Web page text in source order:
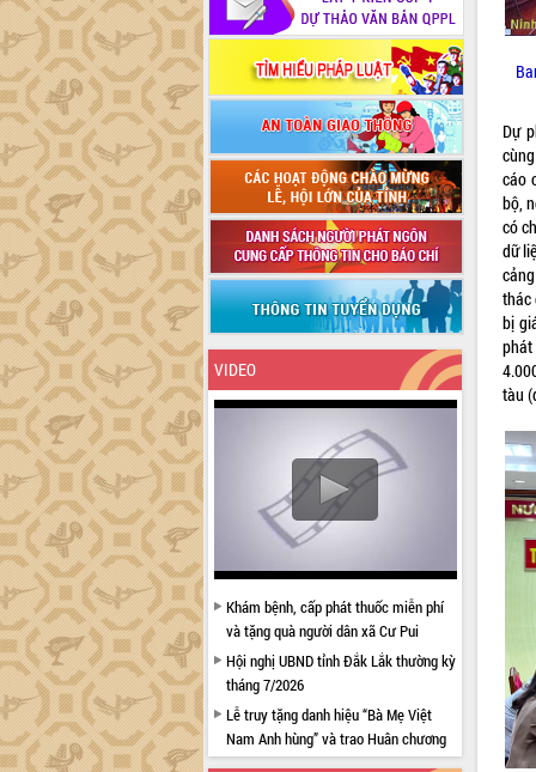
VIDEO
Khám bệnh, cấp phát thuốc miễn phí
và tặng quà người dân xã Cư Pui
Hội nghị UBND tỉnh Đắk Lắk thường kỳ
tháng 7/2026
Lễ truy tặng danh hiệu “Bà Mẹ Việt
Nam Anh hùng” và trao Huân chương
Lao động
Dự
cáo
bộ,
có
dữ
thác
bị
tàu